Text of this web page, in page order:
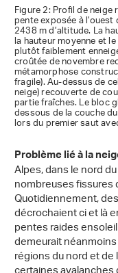
Figure 2: Profil de
pente exposée à
2438 m d’altitude. La
la hauteur moyenne et
plutôt faiblement
croûtée de novembre
métamorphose
fragile). Au-dessus de
neige) recouverte de
partie fraîches. Le bloc
dessous de la couche
lors du premier saut
Problème lié à la
Alpes, dans le nord
nombreuses fissures
Quotidiennement,
décrochaient ci et là
pentes raides
demeurait
régions du nord et de